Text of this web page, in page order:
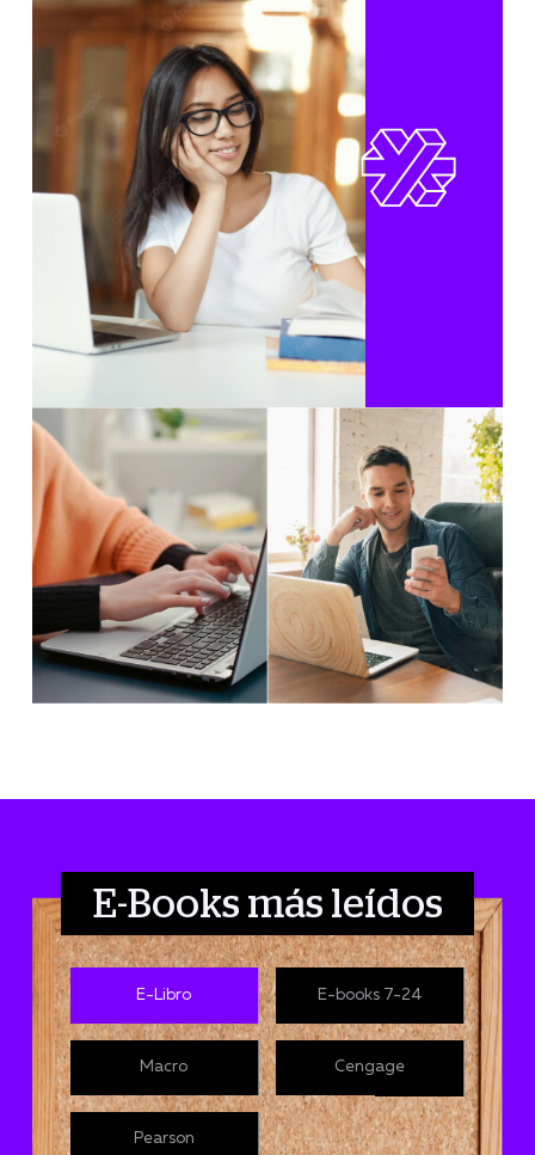
E-Books más leídos
E-Libro E-books 7-24
Macro Cengage
Pearson